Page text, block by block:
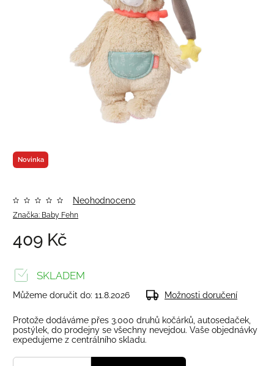
Novinka
Značka: Baby Fehn
Neohodnoceno
409 Kč
SKLADEM
Můžeme doručit do: 11.8.2026 Možnosti doručení
Protože dodáváme přes 3.000 druhů kočárků, autosedaček,
postýlek, do prodejny se všechny nevejdou. Vaše objednávky
expedujeme z centrálního skladu.